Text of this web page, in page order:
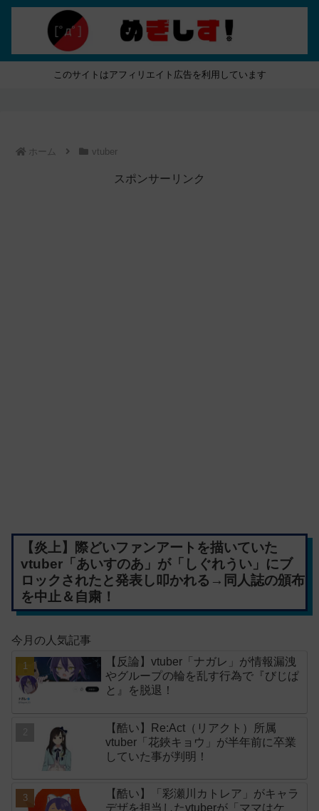
このサイトはアフィリエイト広告を利用しています
ホーム vtuber
スポンサーリンク
【炎上】際どいファンアートを描いていた
vtuber「あいすのあ」が「しぐれうい」にブ
ロックされたと発表し叩かれる→同人誌の頒布
を中止＆自粛！
今月の人気記事
【反論】vtuber「ナガレ」が情報漏洩
やグループの輪を乱す行為で『びじぱ
と』を脱退！
【酷い】Re:Act（リアクト）所属
vtuber「花鋏キョウ」が半年前に卒業
していた事が判明！
【酷い】「彩瀬川カトレア」がキャラ
デザを担当したvtuberが「ママはケ